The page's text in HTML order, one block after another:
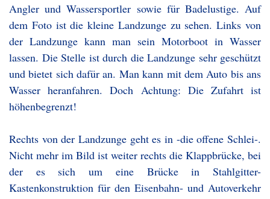
Angler und Wassersportler sowie für Badelustige. Auf
dem Foto ist die kleine Landzunge zu sehen. Links von
der Landzunge kann man sein Motorboot in Wasser
lassen. Die Stelle ist durch die Landzunge sehr geschützt
und bietet sich dafür an. Man kann mit dem Auto bis ans
Wasser heranfahren. Doch Achtung: Die Zufahrt ist
höhenbegrenzt!
Rechts von der Landzunge geht es in -die offene Schlei-.
Nicht mehr im Bild ist weiter rechts die Klappbrücke, bei
der es sich um eine Brücke in Stahlgitter-
Kastenkonstruktion für den Eisenbahn- und Autoverkehr